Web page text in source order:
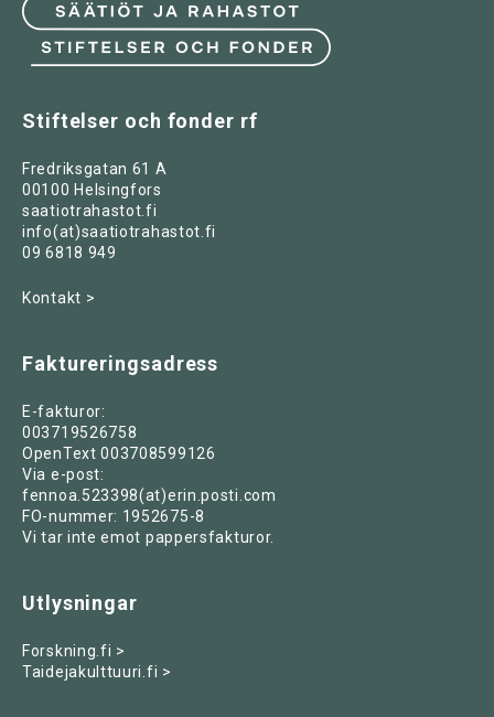
Stiftelser och fonder rf
Fredriksgatan 61 A
00100 Helsingfors
saatiotrahastot.fi
info(at)saatiotrahastot.fi
09 6818 949
Kontakt >
Faktureringsadress
E-fakturor:
003719526758
OpenText 003708599126
Via e-post:
fennoa.523398(at)erin.posti.com
FO-nummer: 1952675-8
Vi tar inte emot pappersfakturor.
Utlysningar
Forskning.fi >
Taidejakulttuuri.fi >